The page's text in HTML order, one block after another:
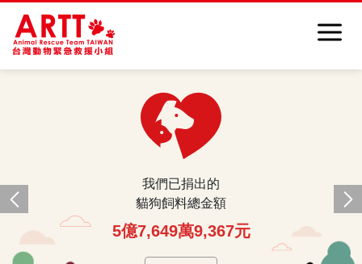
我們已捐出的
貓狗飼料總金額
5億7,649萬9,367元